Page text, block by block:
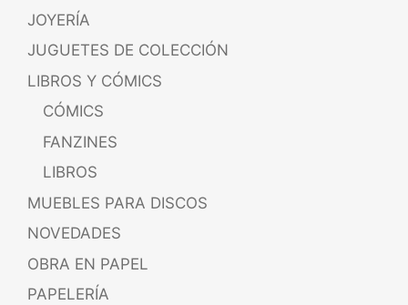
JOYERÍA
JUGUETES DE COLECCIÓN
LIBROS Y CÓMICS
CÓMICS
FANZINES
LIBROS
MUEBLES PARA DISCOS
NOVEDADES
OBRA EN PAPEL
PAPELERÍA